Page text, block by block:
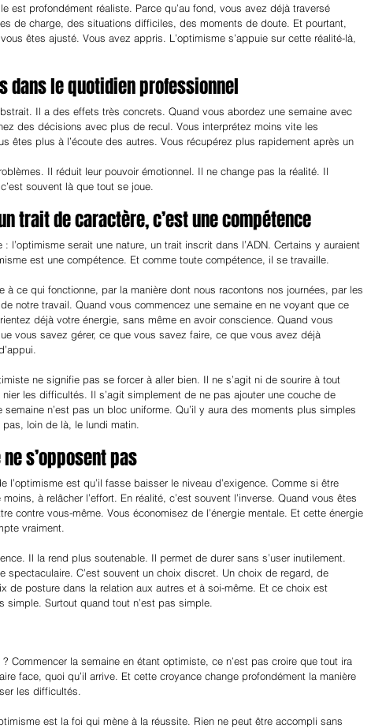
est profondément réaliste. Parce qu’au fond, vous avez déjà traversé
de charge, des situations difficiles, des moments de doute. Et pourtant,
êtes ajusté. Vous avez appris. L’optimisme s’appuie sur cette réalité-là,
dans le quotidien professionnel
Il a des effets très concrets. Quand vous abordez une semaine avec
des décisions avec plus de recul. Vous interprétez moins vite les
êtes plus à l’écoute des autres. Vous récupérez plus rapidement après un
Il réduit leur pouvoir émotionnel. Il ne change pas la réalité. Il
souvent là que tout se joue.
trait de caractère, c’est une compétence
l’optimisme serait une nature, un trait inscrit dans l’ADN. Certains y auraient
est une compétence. Et comme toute compétence, il se travaille.
à ce qui fonctionne, par la manière dont nous racontons nos journées, par les
notre travail. Quand vous commencez une semaine en ne voyant que ce
déjà votre énergie, sans même en avoir conscience. Quand vous
vous savez gérer, ce que vous savez faire, ce que vous avez déjà
ne signifie pas se forcer à aller bien. Il ne s’agit ni de sourire à tout
les difficultés. Il s’agit simplement de ne pas ajouter une couche de
semaine n’est pas un bloc uniforme. Qu’il y aura des moments plus simples
loin de là, le lundi matin.
s’opposent pas
l’optimisme est qu’il fasse baisser le niveau d’exigence. Comme si être
à relâcher l’effort. En réalité, c’est souvent l’inverse. Quand vous êtes
contre vous-même. Vous économisez de l’énergie mentale. Et cette énergie
vraiment.
Il la rend plus soutenable. Il permet de durer sans s’user inutilement.
spectaculaire. C’est souvent un choix discret. Un choix de regard, de
de posture dans la relation aux autres et à soi-même. Et ce choix est
simple. Surtout quand tout n’est pas simple.
Commencer la semaine en étant optimiste, ce n’est pas croire que tout ira
face, quoi qu’il arrive. Et cette croyance change profondément la manière
les difficultés.
est la foi qui mène à la réussite. Rien ne peut être accompli sans